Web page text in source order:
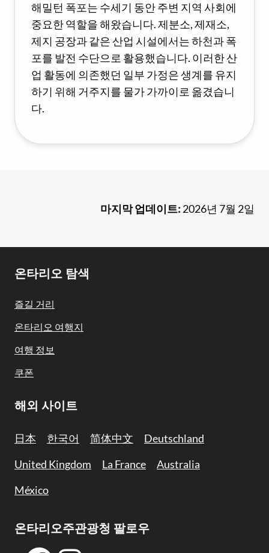
해밀턴 폭포는 수세기 동안 주변 지역 사회에
중요한 역할을 해왔습니다. 제분소, 제재소,
제지 공장과 같은 산업 시설에서는 하천과 폭
포를 발전 수단으로 활용했습니다. 이러한 산
업 활동에 의존했던 일부 가정은 생계를 유지
하기 위해 거주지를 물가 가까이로 옮겼습니
다.
마지막 업데이트: 2026년 7월 2일
Footer
Navigation
온타리오 탐색
즐길 거리
온타리오 여행지
여행 정보
쿠폰
해외 사이트
日本 한국어 简体中文
Deutschland
United Kingdom
La France
Australia
México
온타리오주관광청 팔로우